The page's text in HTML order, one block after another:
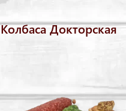
Колбаса Докторская